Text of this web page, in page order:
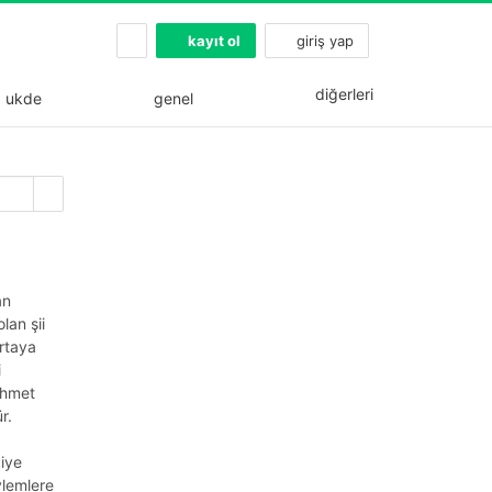
kayıt ol giriş yap
ukde genel diğerleri
şii